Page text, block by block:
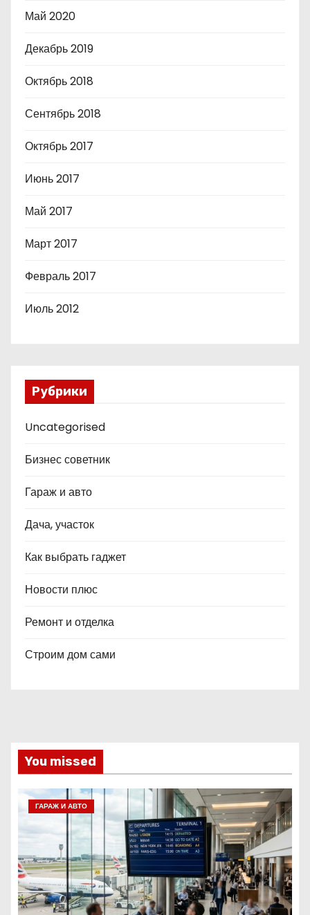
Май 2020
Декабрь 2019
Октябрь 2018
Сентябрь 2018
Октябрь 2017
Июнь 2017
Май 2017
Март 2017
Февраль 2017
Июль 2012
Рубрики
Uncategorised
Бизнес советник
Гараж и авто
Дача, участок
Как выбрать гаджет
Новости плюс
Ремонт и отделка
Строим дом сами
You missed
ГАРАЖ И АВТО